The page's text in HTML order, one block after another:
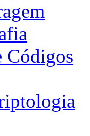
Códigos